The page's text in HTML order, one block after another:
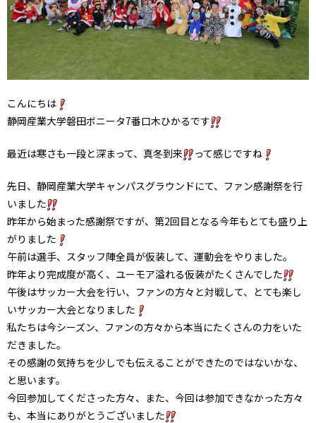
こんにちは
静岡産業大学磐田ボニータ7番口木ひかるです
最近は寒さも一段と深まって、真冬到来 って感じですね
先日、静岡産業大学キャンパスグラウンドにて、ファン感謝祭を行
いました
昨年から始まった感謝祭ですが、第2回目となる今年もとても盛り上
がりました
午前は選手、スタッフ陣全員が仮装して、運動会をやりました。
昨年より完成度が高く、ユーモア溢れる仮装がたくさんでした
午後はサッカー大会を行い、ファンの方々と対戦して、とても楽し
いサッカー大会となりました
私たちは今シーズン、ファンの方々から本当にたくさんの力をいた
だきました。
その感謝の気持ちを少しでも伝えることができたのではないかな、
と思います。
今回参加してくださった方々、また、今回は参加できなかった方々
も、本当にありがとうございました